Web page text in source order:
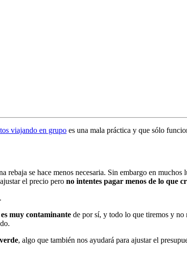
viajando en grupo es una mala práctica y que sólo
rebaja se hace menos necesaria. Sin embargo en muchos
el precio pero no intentes pagar menos de lo que
muy contaminante de por sí, y todo lo que tiremos y no
, algo que también nos ayudará para ajustar el